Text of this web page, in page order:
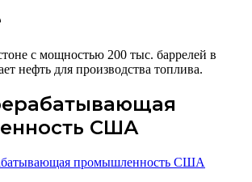
с мощностью 200 тыс. баррелей в
нефть для производства топлива.
США
промышленность США